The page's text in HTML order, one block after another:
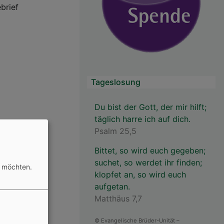
Tageslosung
Du bist der Gott, der mir hilft;
täglich harre ich auf dich.
Psalm 25,5
Bittet, so wird euch gegeben;
suchet, so werdet ihr finden;
klopfet an, so wird euch
aufgetan.
Matthäus 7,7
© Evangelische Brüder-Unität –